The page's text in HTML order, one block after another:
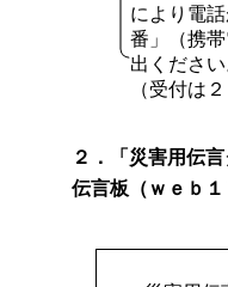
により電
番」（携
出ください
（受付は
２．「災害用伝
伝言板（ｗｅｂ